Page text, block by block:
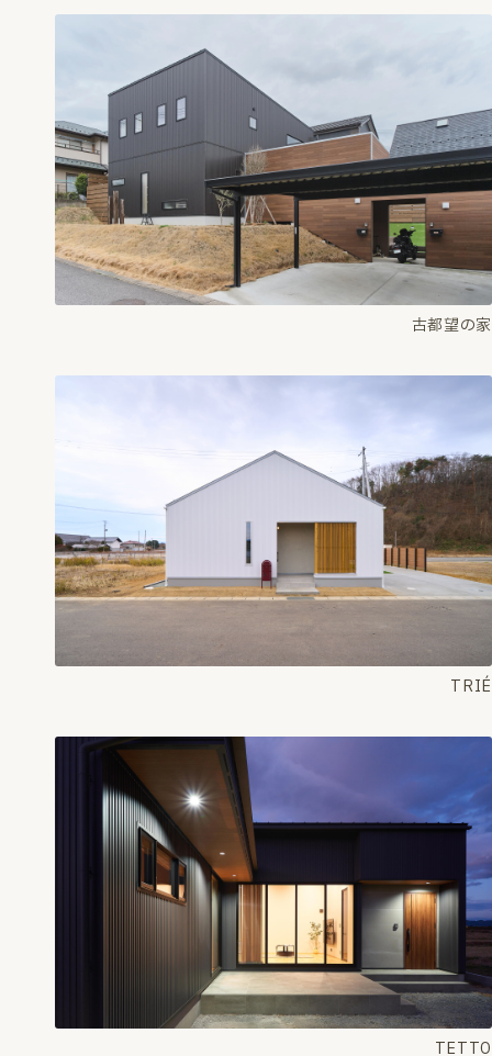
古都望の家
TRIÉ
TETTO